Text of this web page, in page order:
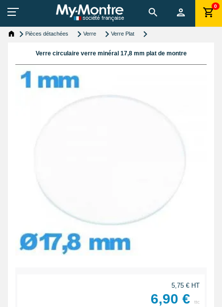
0
Pièces détachées Verre Verre Plat
Verre circulaire verre minéral 17,8 mm plat de montre
5,75 € HT
6,90 € ttc